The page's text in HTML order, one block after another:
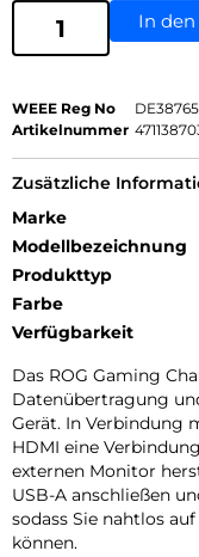
In
WEEE Reg No
Artikelnummer
Zusätzliche
Marke
Modellbezeichnung
Produkttyp
Farbe
Verfügbarkeit
Das ROG Gaming
Datenübertragung
Gerät. In Verbindung
HDMI eine
externen Monitor
USB-A anschließen
sodass Sie nahtlos
können.